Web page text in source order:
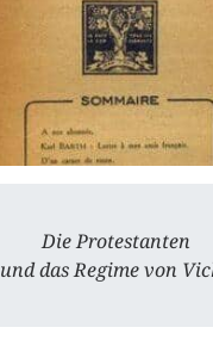
Die Protestanten
und das Regime von